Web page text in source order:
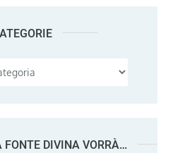
FONTE DIVINA VORRÀ…